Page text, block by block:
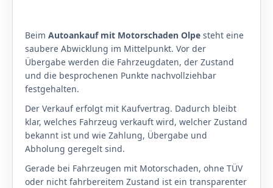
Beim Autoankauf mit Motorschaden Olpe steht eine
saubere Abwicklung im Mittelpunkt. Vor der
Übergabe werden die Fahrzeugdaten, der Zustand
und die besprochenen Punkte nachvollziehbar
festgehalten.
Der Verkauf erfolgt mit Kaufvertrag. Dadurch bleibt
klar, welches Fahrzeug verkauft wird, welcher Zustand
bekannt ist und wie Zahlung, Übergabe und
Abholung geregelt sind.
Gerade bei Fahrzeugen mit Motorschaden, ohne TÜV
oder nicht fahrbereitem Zustand ist ein transparenter